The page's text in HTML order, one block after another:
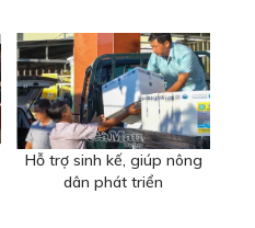
Hỗ trợ sinh kế, giúp nông
dân phát triển